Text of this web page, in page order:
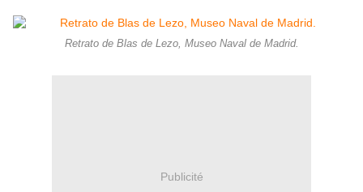
Retrato de Blas de Lezo, Museo Naval de Madrid.
Publicité